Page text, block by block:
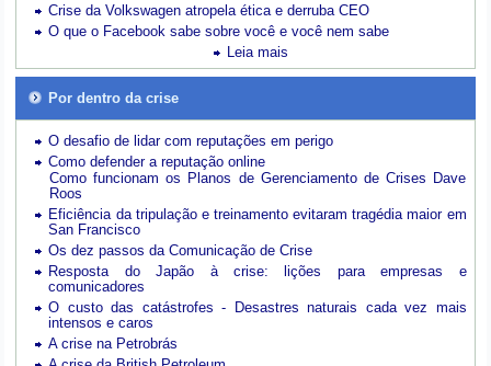
Crise da Volkswagen atropela ética e derruba CEO
O que o Facebook sabe sobre você e você nem sabe
Leia mais
Por dentro da crise
O desafio de lidar com reputações em perigo
Como defender a reputação online
Como funcionam os Planos de Gerenciamento de Crises Dave
Roos
Eficiência da tripulação e treinamento evitaram tragédia maior em
San Francisco
Os dez passos da Comunicação de Crise
Resposta do Japão à crise: lições para empresas e
comunicadores
O custo das catástrofes -
Desastres naturais cada vez mais
intensos e caros
A crise na Petrobrás